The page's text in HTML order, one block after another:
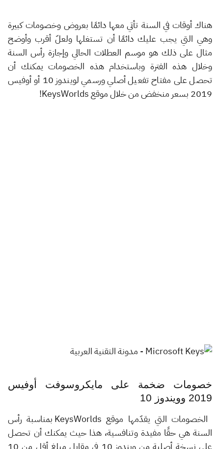
هناك أوقات في السنة تأتي معها دائمًا بعروض وخصومات كبيرة
وهي التي يجب عليك دائمًا أن تستغلها ولعلّ أقرب وأوضح
مثال على ذلك هو موسم العطلات الحالي وإجازة رأس السنة
وخلال هذه الفترة وباستخدام هذه الخصومات يمكنك أن
تحصل على مفتاح تفعيل أصلي ورسمي لويندوز 10 أو أوفيس
2019 بسعر منخفض من خلال موقع KeysWorlds!
خصومات ضخمة على مايكروسوفت أوفيس
2019 وويندوز 10
الخصومات التي يقدّمها موقع KeysWorlds بمناسبة رأس
السنة هي حقًا مفيدة وتنافسية، هذا حيث يمكنك أن تحصل